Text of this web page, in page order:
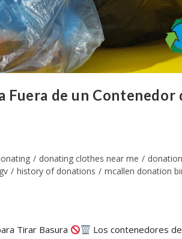
Fuera de un Contenedor
/ donating clothes near me /
/ history of donations / mcallen donation
Tirar Basura
Los contenedores